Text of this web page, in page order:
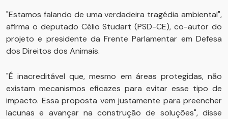
"Estamos falando de uma verdadeira tragédia ambiental",
afirma o deputado Célio Studart (PSD-CE), co-autor do
projeto e presidente da Frente Parlamentar em Defesa
dos Direitos dos Animais.
"É inacreditável que, mesmo em áreas protegidas, não
existam mecanismos eficazes para evitar esse tipo de
impacto. Essa proposta vem justamente para preencher
lacunas e avançar na construção de soluções", disse